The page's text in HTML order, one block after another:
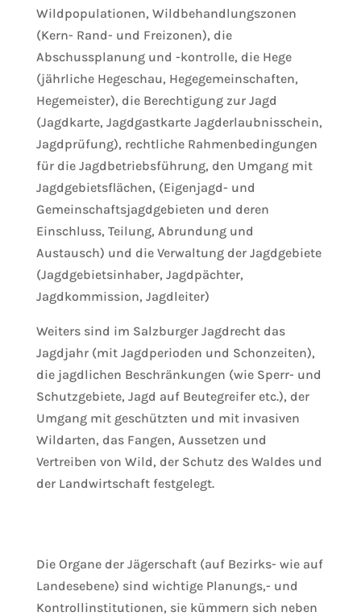
Wildpopulationen, Wildbehandlungszonen
(Kern- Rand- und Freizonen), die
Abschussplanung und -kontrolle, die Hege
(jährliche Hegeschau, Hegegemeinschaften,
Hegemeister), die Berechtigung zur Jagd
(Jagdkarte, Jagdgastkarte Jagderlaubnisschein,
Jagdprüfung), rechtliche Rahmenbedingungen
für die Jagdbetriebsführung, den Umgang mit
Jagdgebietsflächen, (Eigenjagd- und
Gemeinschaftsjagdgebieten und deren
Einschluss, Teilung, Abrundung und
Austausch) und die Verwaltung der Jagdgebiete
(Jagdgebietsinhaber, Jagdpächter,
Jagdkommission, Jagdleiter)
Weiters sind im Salzburger Jagdrecht das
Jagdjahr (mit Jagdperioden und Schonzeiten),
die jagdlichen Beschränkungen (wie Sperr- und
Schutzgebiete, Jagd auf Beutegreifer etc.), der
Umgang mit geschützten und mit invasiven
Wildarten, das Fangen, Aussetzen und
Vertreiben von Wild, der Schutz des Waldes und
der Landwirtschaft festgelegt.
Die Organe der Jägerschaft (auf Bezirks- wie auf
Landesebene) sind wichtige Planungs,- und
Kontrollinstitutionen, sie kümmern sich neben